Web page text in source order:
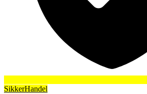
SikkerHandel